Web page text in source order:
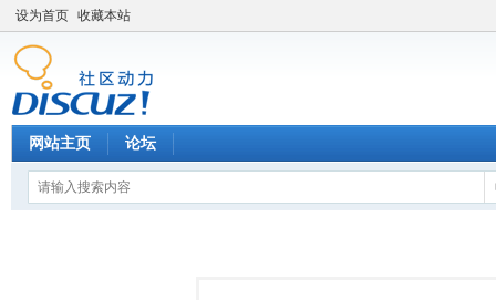
设为首页 收藏本站
网站主页 论坛